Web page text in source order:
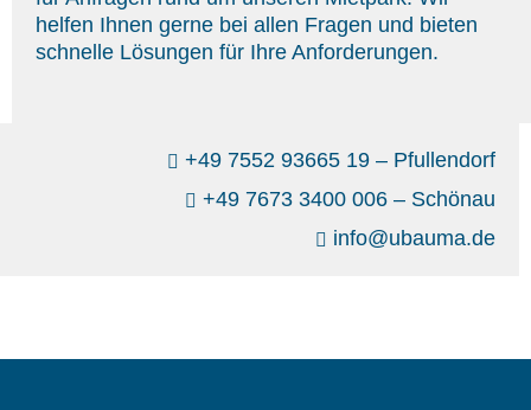
helfen Ihnen gerne bei allen Fragen und bieten
schnelle Lösungen für Ihre Anforderungen.
+49 7552 93665 19 – Pfullendorf
+49 7673 3400 006 – Schönau
info@ubauma.de